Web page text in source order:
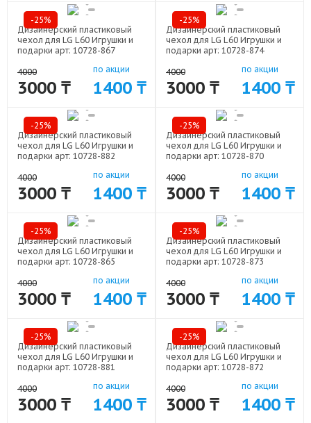
-25%
Дизайнерский пластиковый
чехол для LG L60 Игрушки и
подарки арт: 10728-867
4000
3000 ₸
по акции
1400 ₸
-25%
Дизайнерский пластиковый
чехол для LG L60 Игрушки и
подарки арт: 10728-874
4000
3000 ₸
по акции
1400 ₸
-25%
Дизайнерский пластиковый
чехол для LG L60 Игрушки и
подарки арт: 10728-882
4000
3000 ₸
по акции
1400 ₸
-25%
Дизайнерский пластиковый
чехол для LG L60 Игрушки и
подарки арт: 10728-870
4000
3000 ₸
по акции
1400 ₸
-25%
Дизайнерский пластиковый
чехол для LG L60 Игрушки и
подарки арт: 10728-865
4000
3000 ₸
по акции
1400 ₸
-25%
Дизайнерский пластиковый
чехол для LG L60 Игрушки и
подарки арт: 10728-873
4000
3000 ₸
по акции
1400 ₸
-25%
Дизайнерский пластиковый
чехол для LG L60 Игрушки и
подарки арт: 10728-881
4000
3000 ₸
по акции
1400 ₸
-25%
Дизайнерский пластиковый
чехол для LG L60 Игрушки и
подарки арт: 10728-872
4000
3000 ₸
по акции
1400 ₸